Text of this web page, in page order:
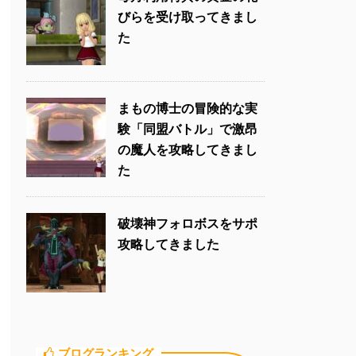
びらを受け取ってきまし
た
まもの博士の冒険的な実
験「同盟バトル」で激昂
の魔人を攻略してきまし
た
破壊神フォロボスをサポ
攻略してきました